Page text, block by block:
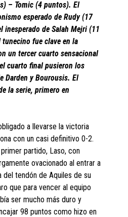
– Tomic (4 puntos). El
esperado de Rudy (17
inesperado de Salah Mejri (11
fue clave en la
un tercer cuarto sensacional
cuarto final pusieron los
Darden y Bourousis. El
la serie, primero en
a llevarse la victoria
con un casi definitivo 0-2.
partido, Laso, con
ovacionado al entrar a
del tendón de Aquiles de su
que para vencer al equipo
ser mucho más duro y
98 puntos como hizo en